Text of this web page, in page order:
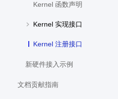
Kernel 函数声明
Kernel 实现接口
Kernel 注册接口
新硬件接入示例
文档贡献指南